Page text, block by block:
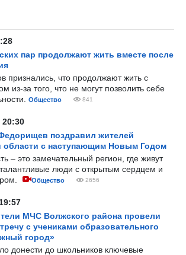
пар продолжают жить вместе после
признались, что продолжают жить с
из-за того, что не могут позволить себе
Общество 841
20:30
поздравил жителей
области с наступающим Новым Годом
– это замечательный регион, где живут
люди с открытым сердцем и
Общество 2656
19:57
МЧС Волжского района провели
с учениками образовательного
город»
донести до школьников ключевые